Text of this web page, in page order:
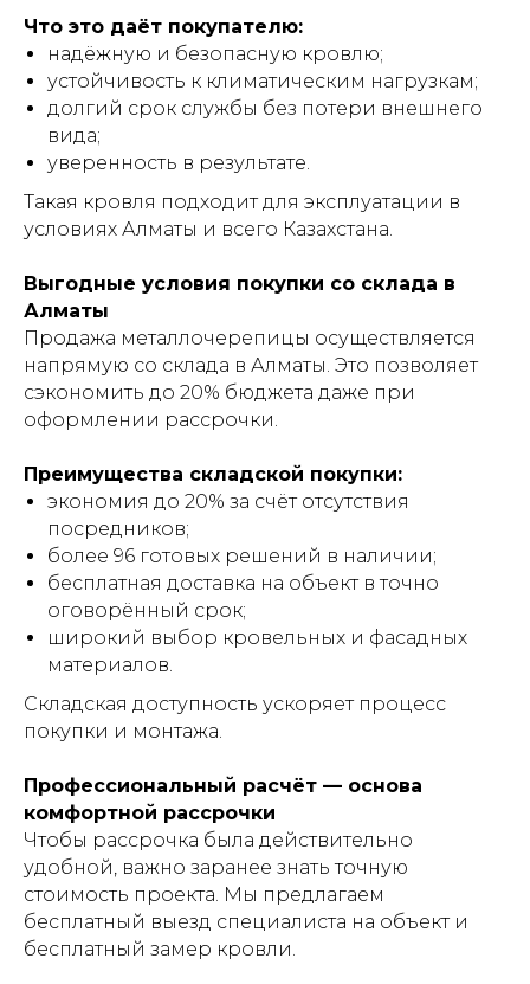
Что это даёт покупателю:
надёжную и безопасную кровлю;
устойчивость к климатическим нагрузкам;
долгий срок службы без потери внешнего
вида;
уверенность в результате.
Такая кровля подходит для эксплуатации в
условиях Алматы и всего Казахстана.
Выгодные условия покупки со склада в
Алматы
Продажа металлочерепицы осуществляется
напрямую со склада в Алматы. Это позволяет
сэкономить до 20% бюджета даже при
оформлении рассрочки.
Преимущества складской покупки:
экономия до 20% за счёт отсутствия
посредников;
более 96 готовых решений в наличии;
бесплатная доставка на объект в точно
оговорённый срок;
широкий выбор кровельных и фасадных
материалов.
Складская доступность ускоряет процесс
покупки и монтажа.
Профессиональный расчёт — основа
комфортной рассрочки
Чтобы рассрочка была действительно
удобной, важно заранее знать точную
стоимость проекта. Мы предлагаем
бесплатный выезд специалиста на объект и
бесплатный замер кровли.